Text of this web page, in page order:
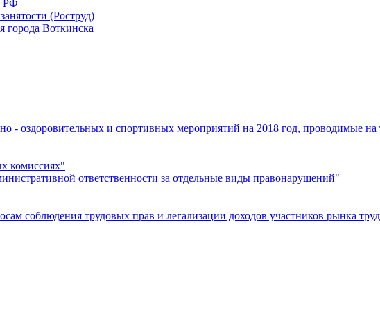
РФ
(Роструд)
города Воткинска
- оздоровительных и спортивных мероприятий на 2018 год, проводимые
комиссиях"
ответственности за отдельные виды правонарушений"
соблюдения трудовых прав и легализации доходов участников рынка